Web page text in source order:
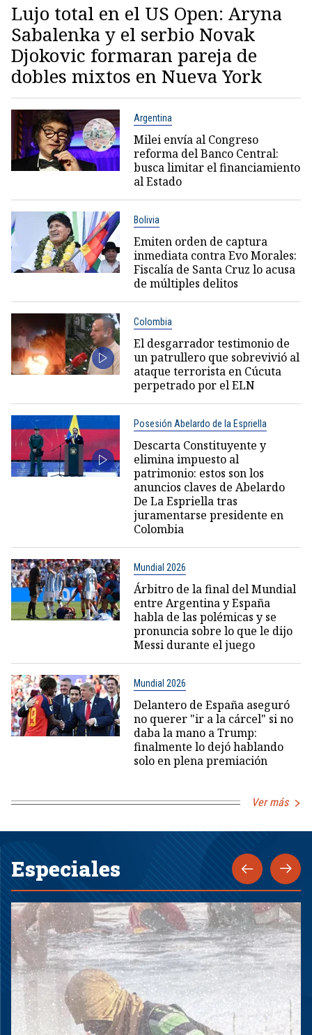
Lujo total en el US Open: Aryna
Sabalenka y el serbio Novak
Djokovic formaran pareja de
dobles mixtos en Nueva York
Argentina
Milei envía al Congreso
reforma del Banco Central:
busca limitar el financiamiento
al Estado
Bolivia
Emiten orden de captura
inmediata contra Evo Morales:
Fiscalía de Santa Cruz lo acusa
de múltiples delitos
Colombia
El desgarrador testimonio de
un patrullero que sobrevivió al
ataque terrorista en Cúcuta
perpetrado por el ELN
Posesión Abelardo de la Espriella
Descarta Constituyente y
elimina impuesto al
patrimonio: estos son los
anuncios claves de Abelardo
De La Espriella tras
juramentarse presidente en
Colombia
Mundial 2026
Árbitro de la final del Mundial
entre Argentina y España
habla de las polémicas y se
pronuncia sobre lo que le dijo
Messi durante el juego
Mundial 2026
Delantero de España aseguró
no querer "ir a la cárcel" si no
daba la mano a Trump:
finalmente lo dejó hablando
solo en plena premiación
Ver más
Especiales